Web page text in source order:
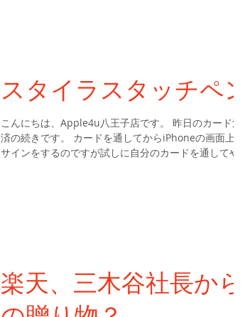
スタイラスタッチペン
こんにちは、Apple4u八王子店です。 昨日のカード決
済の続きです。 カードを通してからiPhoneの画面上に
サインをするのですが試しに自分のカードを通してやっ
楽天、三木谷社長から